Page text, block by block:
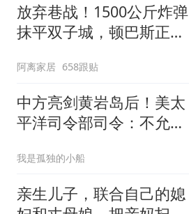
放弃巷战！1500公斤炸弹
抹平双子城，顿巴斯正变
阿离家居 658跟贴
中方亮剑黄岩岛后！美太
平洋司令部司令：不允许
我是孤独的小船
亲生儿子，联合自己的媳